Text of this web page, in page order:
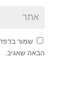
שמור
הבאה שאגיב.